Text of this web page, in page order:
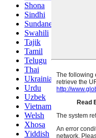
Shona
Sindhi
Sundanese
Swahili
Tajik
Tamil
Telugu
Thai
Ukrainian
Urdu
Uzbek
Vietnamese
Welsh
Xhosa
Yiddish